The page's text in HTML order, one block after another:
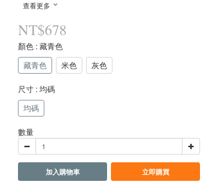
查看更多
NT$678
顏色 : 藏青色
藏青色
米色 灰色
尺寸 : 均碼
均碼
數量
加入購物車 立即購買